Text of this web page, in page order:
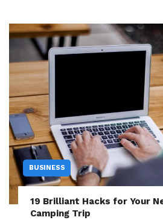
BUSINESS
19 Brilliant Hacks for Your
Camping Trip